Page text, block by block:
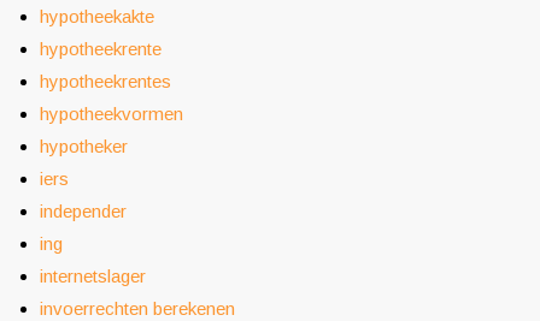
hypotheekakte
hypotheekrente
hypotheekrentes
hypotheekvormen
hypotheker
iers
independer
ing
internetslager
invoerrechten berekenen